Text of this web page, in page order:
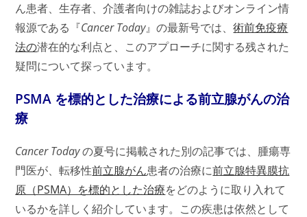
ん患者、生存者、介護者向けの雑誌およびオンライン情
報源である『Cancer Today』の最新号では、術前免疫療
法の潜在的な利点と、このアプローチに関する残された
疑問について探っています。
PSMA を標的とした治療による前立腺がんの治
療
Cancer Todayの夏号に掲載された別の記事では、腫瘍専
門医が、転移性前立腺がん患者の治療に前立腺特異膜抗
原（PSMA）を標的とした治療をどのように取り入れて
いるかを詳しく紹介しています。この疾患は依然として